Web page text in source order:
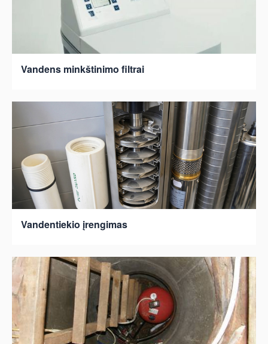
Vandens minkštinimo filtrai
Vandentiekio įrengimas